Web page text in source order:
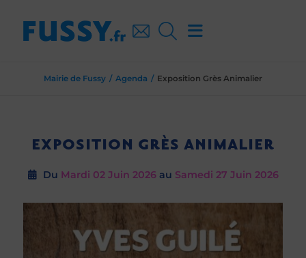
Mairie de Fussy Agenda Exposition Grès Animalier
EXPOSITION GRÈS ANIMALIER
Du Mardi 02 Juin 2026 au Samedi 27 Juin 2026